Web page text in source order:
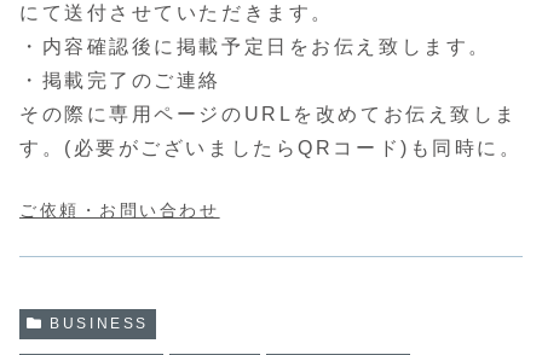
にて送付させていただきます。
・内容確認後に掲載予定日をお伝え致します。
・掲載完了のご連絡
その際に専用ページのURLを改めてお伝え致しま
す。(必要がございましたらQRコード)も同時に。
ご依頼・お問い合わせ
BUSINESS